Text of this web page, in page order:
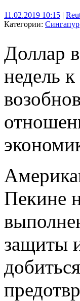
11.02.2019 10:15 |
Категории: Сингапур
Доллар
недель
Пекине
защиты